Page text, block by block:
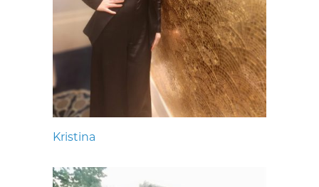
Kristina